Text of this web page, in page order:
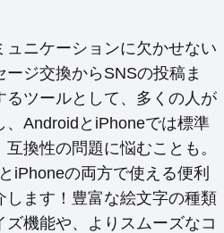
ュニケーションに欠かせない
ジ交換からSNSの投稿ま
るツールとして、多くの人が
、AndroidとiPhoneでは標準
換性の問題に悩むことも。
iPhoneの両方で使える便利
します！豊富な絵文字の種類
機能や、よりスムーズなコ